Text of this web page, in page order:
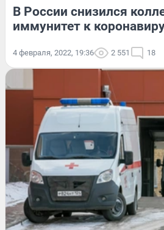
В России снизился
иммунитет к
4 февраля, 2022, 19:36 2 551 18